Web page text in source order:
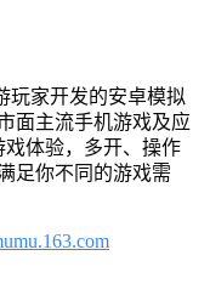
玩家开发的安卓模拟
面主流手机游戏及应
戏体验，多开、操作
足你不同的游戏需